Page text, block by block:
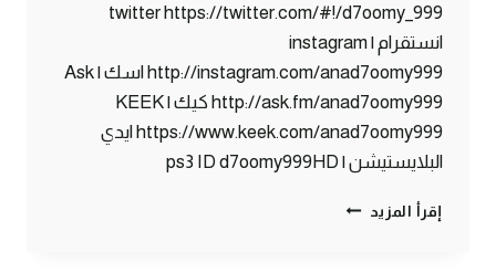
twitter https://twitter.com/#!/d7oomy_999
انستقرام | instagram
http://instagram.com/anad7oomy999 اسك | Ask
http://ask.fm/anad7oomy999 كيك | KEEK
https://www.keek.com/anad7oomy999 ايدي
البلايستيشن | ps3 ID d7oomy999HD
إقرأ المزيد ماين